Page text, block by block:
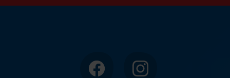
Facebook Instagram